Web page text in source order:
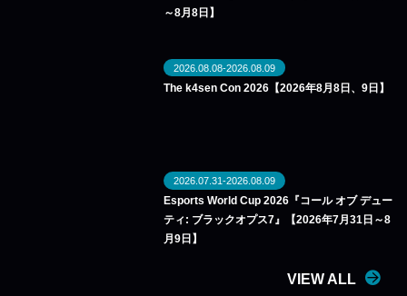
～8月8日】
2026.08.08-2026.08.09
The k4sen Con 2026【2026年8月8日、9日】
2026.07.31-2026.08.09
Esports World Cup 2026『コール オブ デュー
ティ: ブラックオプス7』【2026年7月31日～8
月9日】
VIEW ALL